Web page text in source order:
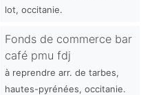
lot, occitanie.
Fonds de commerce bar
café pmu fdj
à reprendre arr. de tarbes,
hautes-pyrénées, occitanie.